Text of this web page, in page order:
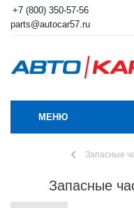
+7 (800) 350-57-56
parts@autocar57.ru
МЕНЮ
Запасные
Запасные